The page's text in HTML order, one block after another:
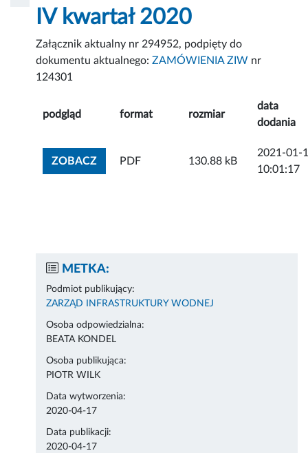
IV kwartał 2020
Załącznik aktualny nr 294952, podpięty do
dokumentu aktualnego:ZAMÓWIENIA ZIW nr
124301
podgląd format rozmiar
data
dodania
ZOBACZZOBACZ ZAŁĄCZNIK
PDF 130.88 kB
2021-01-
10:01:17
METKA:
Podmiot publikujący:
ZARZĄD INFRASTRUKTURY WODNEJ
Osoba odpowiedzialna:
BEATA KONDEL
Osoba publikująca:
PIOTR WILK
Data wytworzenia:
2020-04-17
Data publikacji:
2020-04-17